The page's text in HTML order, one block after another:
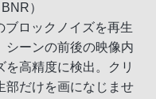
）
ブロックノイズを再生
シーンの前後の映像内
高精度に検出。クリ
部だけを画になじませ